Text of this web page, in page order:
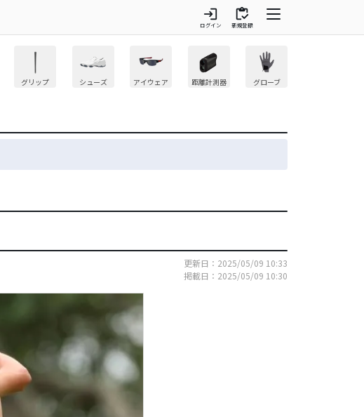
login
ログイン
inventory
新規登録
グリップ シューズ アイウェア 距離計測器 グローブ
更新日：2025/05/09 10:33
掲載日：2025/05/09 10:30